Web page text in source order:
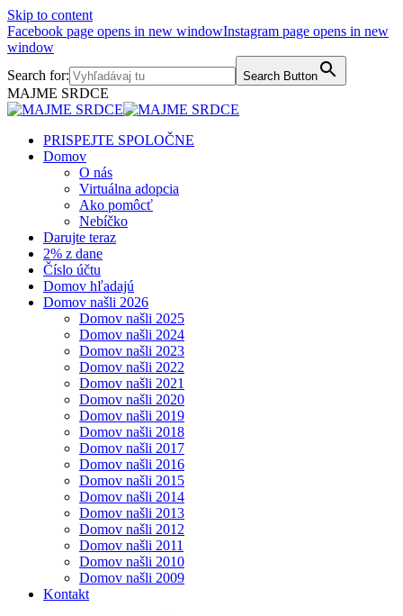
Skip to content
Facebook page opens in new windowInstagram page opens in new
window
Search for:
Search Button
MAJME SRDCE
PRISPEJTE SPOLOČNE
Domov
O nás
Virtuálna adopcia
Ako pomôcť
Nebíčko
Darujte teraz
2% z dane
Číslo účtu
Domov hľadajú
Domov našli 2026
Domov našli 2025
Domov našli 2024
Domov našli 2023
Domov našli 2022
Domov našli 2021
Domov našli 2020
Domov našli 2019
Domov našli 2018
Domov našli 2017
Domov našli 2016
Domov našli 2015
Domov našli 2014
Domov našli 2013
Domov našli 2012
Domov našli 2011
Domov našli 2010
Domov našli 2009
Kontakt